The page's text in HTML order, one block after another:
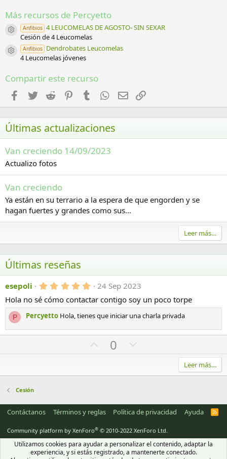
Más recursos de Percyetto
Icono del recurso
Anfibios 4 LEUCOMELAS DE AGOSTO- SIN SEXAR
Cesión de 4 Leucomelas
Icono del recurso
Anfibios Dendrobates Leucomelas
4 Leucomelas jóvenes
Compartir este recurso
Facebook
Twitter Reddit PinterestTumblr WhatsApp
Email
Últimas actualizaciones
Van creciendo 14/09/2023
Actualizo fotos
Van creciendo
Ya están en su terrario a la espera de que engorden y se
hagan fuertes y grandes como sus...
Leer más…
Últimas reseñas
esepoli 5
0
0
e
t
r
(
24 Sep 2023
Hola no sé cómo contactar contigo soy un poco torpe
P Percyetto Hola, tienes que iniciar una charla privada
U
o
e
0
n
o
t
e
Leer más…
Cesión
Contáctanos Términos y reglas Política de privacidad Ayuda
R
Community platform by XenForo® © 2010-2022 XenForo Ltd.
Utilizamos cookies para ayudar a personalizar el contenido, adaptar la
experiencia, y si estás registrado, a mantenerte conectado.